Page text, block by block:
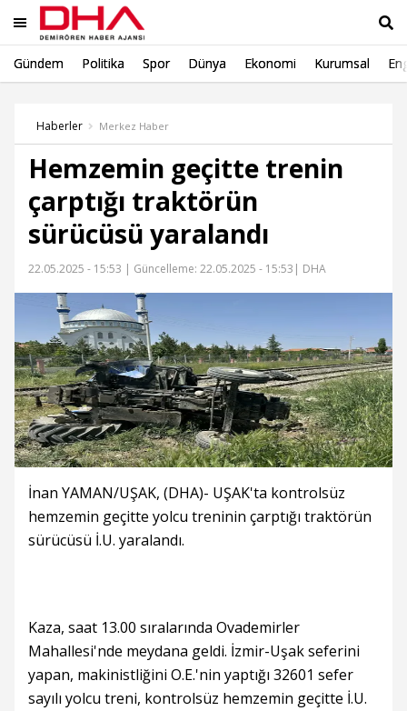
Gündem Politika Spor Dünya Ekonomi Kurumsal
Haberler Merkez Haber
Hemzemin geçitte trenin
çarptığı traktörün
sürücüsü yaralandı
22.05.2025 - 15:53 | Güncelleme: 22.05.2025 - 15:53 | DHA
İnan YAMAN/UŞAK, (DHA)- UŞAK'ta kontrolsüz
hemzemin geçitte yolcu treninin çarptığı traktörün
sürücüsü İ.U. yaralandı.
Kaza, saat 13.00 sıralarında Ovademirler
Mahallesi'nde meydana geldi. İzmir-Uşak seferini
yapan, makinistliğini O.E.'nin yaptığı 32601 sefer
sayılı yolcu treni, kontrolsüz hemzemin geçitte İ.U.